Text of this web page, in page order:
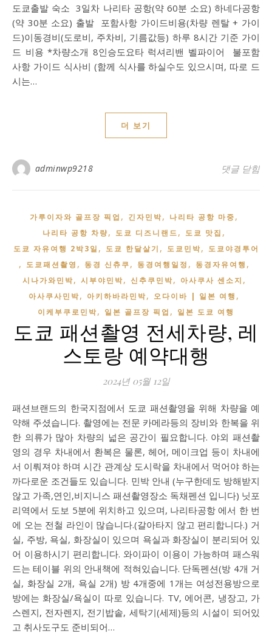
도쿄출발 숙소 ​ 3일차 나리타 공항(약 60분 소요) 하네다공항
(약 30분 소요) 출발 ​ 포함사항 가이드비용(차량 렌탈 + 가이
드)이동경비(도로비, 주차비, 기름값등) 하루 8시간 기준 가이
드 비용 *차량소개 8인승도요타 럭셔리밴 벨파이어 ​ 불포함
사항 가이드 식사비 (함께 식사를 하실수도 있으시며, 따로 드
시는…
더 보기
adminwp9218 2박3일 도
댓글 닫힘
가루이자와 골프장 픽업 , 긴자민박, 나리타 공항 마중,
나리타 공항 차량, 도쿄 디즈니랜드, 도쿄 맛집 ,
도쿄 자유여행 2박3일 , 도쿄 한달살기 , 도쿄민박, 도쿄야경투어
, 도쿄패션촬영 , 동경 신츄쿠, 동경여행일정 , 동경자유여행 ,
시나가와민박, 시부야민박, 신추쿠민박, 아사쿠사 센소지 ,
아사쿠사민박, 아키하바라민박, 오다이바 | 일본 여행 ,
이케부쿠로민박, 일본 골프장 픽업 , 일본 도쿄 여행
도쿄 패션촬영 전세차량, 레
스토랑 예약대행
2024년 05월 12일
패션브랜드의 한국지점에서 도쿄 패션촬영을 위해 차량을 예
약해 주셨습니다. 촬영에는 전문 카메라등의 장비와 한복을 위
한 의류가 많아 차량의 넓은 공간이 필요합니다. 야외 패션촬
영의 경우 차내에서 환복은 물론, 헤어, 메이크업 등이 차내에
서 이뤄져야 하며 시간 관계상 도시락을 차내에서 먹어야 하는
까다로운 조건들도 있습니다. 민박 안내 (누구한데도 방해받지
않고 가족,연인,비지니스 패션촬영장소 독채펜션 입니다) 닛포
리역에서 도보 5분에 위치하고 있으며, 나리타공항 에서 한 번
에 오는 전철 라인이 많습니다.(갈아타지 않고 편리합니다.) 거
실, 주방, 욕실, 화장실이 있으며 욕실과 화장실이 분리되어 있
어 이용하시기 편리합니다. 와이파이 이용이 가능하며 패스워
드는 테이블 위의 안내책에 적혀있습니다. 단독펜션(방 4개 거
실, 화장실 2개, 욕실 2개) 방 4개중에 1개는 여성전용방으로
방에는 화장실/욕실이 따로 있습니다. TV, 에어콘, 냉장고, 가
스렌지, 전자렌지, 전기밥솥, 세탁기(세제)등의 시설이 되어있
고 취사도구도 준비되어…